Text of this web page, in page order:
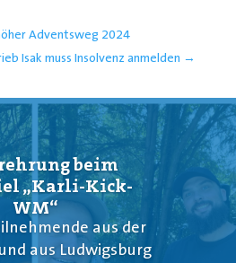
Adventsweg 2024
Isak muss Insolvenz anmelden →
beim
„Karli-Kick-
WM“
aus der
aus Ludwigsburg